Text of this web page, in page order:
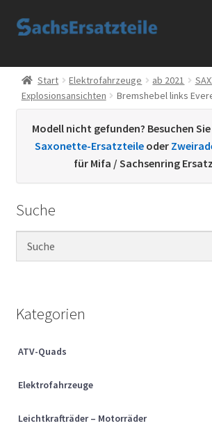
Zur
Zum
Start
AGB
Datenschutzerklärung
Kontakt
Sachs Ersatzteile
Über uns
Start Elektrofahrzeuge ab 2021
Explosionsansichten
Bremshebel links
Modell nicht gefunden? Besuchen
Saxonette-Ersatzteile oder
für Mifa / Sachsenring
Suche
Kategorien
ATV-Quads
Elektrofahrzeuge
Leichtkrafträder – Motorräder